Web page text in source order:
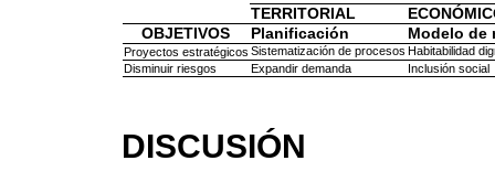
TERRITORIAL
OBJETIVOS
Planificación Modelo de
Proyectos estratégicos Sistematización de procesos Habitabilidad
Disminuir riesgos
Expandir demanda Inclusión social
DISCUSIÓN